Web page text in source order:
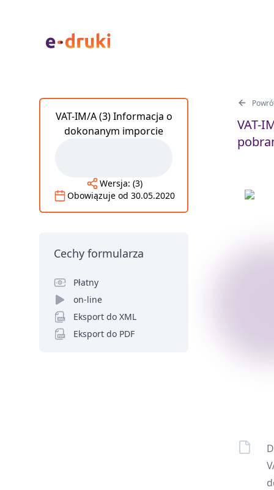
VAT-
VAT-IM/A (3) Informacja o
dokonanym imporcie
Wersja: (3)
Obowiązuje od 30.05.2020
Cechy formularza
Płatny
on-line
Eksport do XML
Eksport do PDF